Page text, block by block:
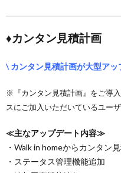
♦カンタン見積計画
\ カンタン見積計画が大型アッ
※『カンタン見積計画』をご導
スにご加入いただいているユー
≪主なアップデート内容≫
・Walk in homeからカンタン
・ステータス管理機能追加